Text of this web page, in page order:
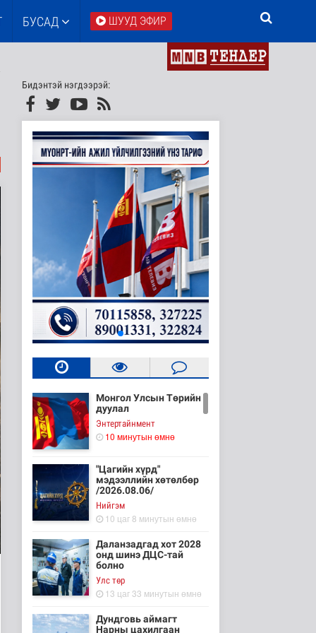
БУСАД ШУУД ЭФИР
Бидэнтэй нэгдээрэй:
Монгол Улсын Төрийн
дуулал
Энтертайнмент
10 минутын өмнө
"Цагийн хүрд"
мэдээллийн хөтөлбөр
/2026.08.06/
Нийгэм
10 цаг 8 минутын өмнө
Даланзадгад хот 2028
онд шинэ ДЦС-тай
болно
Улс төр
13 цаг 33 минутын өмнө
Дундговь аймагт
Нарны цахилгаан